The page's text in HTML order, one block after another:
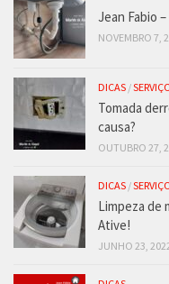
Jean Fabio
NOVEMBRO 7,
DICAS /
Tomada
causa?
OUTUBRO 27,
DICAS /
Limpeza de
Ative!
JUNHO 23,